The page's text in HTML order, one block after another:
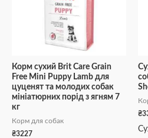
Корм сухий Brit Care Grain
Free Mini Puppy Lamb для
цуценят та молодих собак
мініатюрних порід з ягням 7
кг
Корм для собак
₴3227
₴